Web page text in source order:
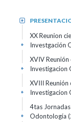
+
XX Reunion
Investgación
+
XVIV
Investigacion
+
XVIII Reunión
Investigacion
+
4tas
Odontología
+